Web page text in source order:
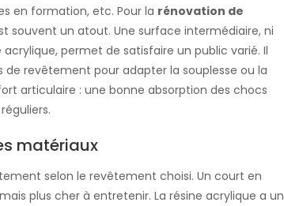
en formation, etc. Pour la rénovation de
souvent un atout. Une surface intermédiaire, ni
permet de satisfaire un public varié. Il
de revêtement pour adapter la souplesse ou la
articulaire : une bonne absorption des chocs
matériaux
selon le revêtement choisi. Un court en
plus cher à entretenir. La résine acrylique a un